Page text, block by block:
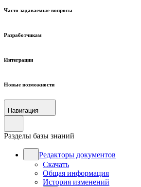
Часто задаваемые вопросы
Разработчикам
Интеграции
Новые возможности
Навигация
Разделы базы знаний
Редакторы документов
Скачать
Общая информация
История изменений